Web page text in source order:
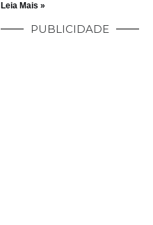
Leia Mais »
PUBLICIDADE